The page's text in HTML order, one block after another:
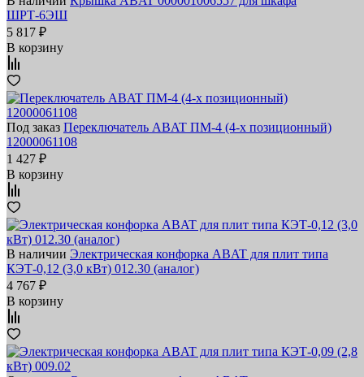
ШРТ-6ЭШ
5 817 ₽
В корзину
Под заказ Переключатель ABAT ПМ-4 (4-х позиционный)
12000061108
1 427 ₽
В корзину
В наличии Электрическая конфорка ABAT для плит типа
КЭТ-0,12 (3,0 кВт) 012.30 (аналог)
4 767 ₽
В корзину